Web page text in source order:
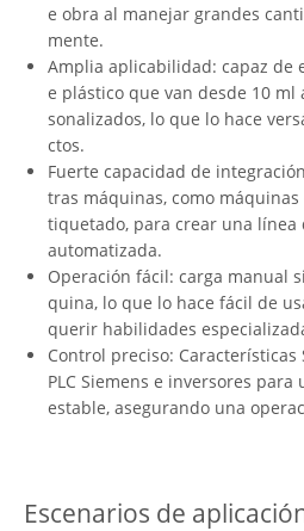
e obra al manejar grandes
mente.
Amplia aplicabilidad: capaz de
e plástico que van desde 10 ml
sonalizados, lo que lo hace
ctos.
Fuerte capacidad de
tras máquinas, como
tiquetado, para crear una
automatizada.
Operación fácil: carga manual
quina, lo que lo hace fácil de
querir habilidades
Control preciso: Características
PLC Siemens e inversores
estable, asegurando una
Escenarios de